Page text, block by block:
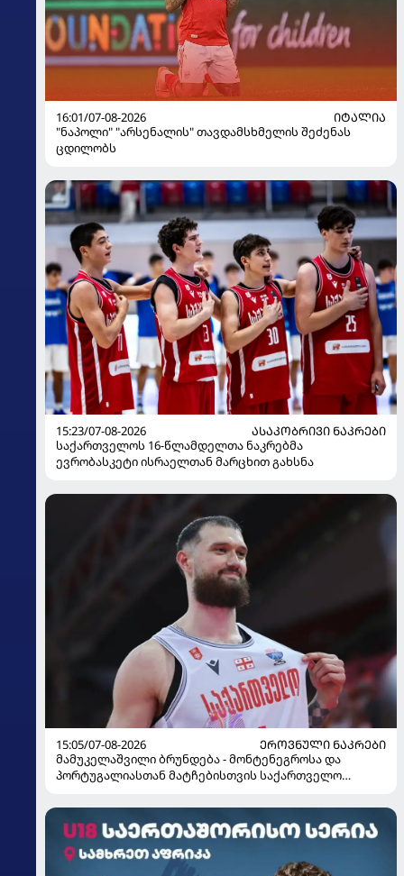
16:01/07-08-2026
ᲘᲢᲐᲚᲘᲐ
"ნაპოლი" "არსენალის" თავდამსხმელის შეძენას
ცდილობს
15:23/07-08-2026
ᲐᲡᲐᲙᲝᲑᲠᲘᲕᲘ ᲜᲐᲙᲠᲔᲑᲘ
საქართველოს 16-წლამდელთა ნაკრებმა
ევრობასკეტი ისრაელთან მარცხით გახსნა
15:05/07-08-2026
ᲔᲠᲝᲕᲜᲣᲚᲘ ᲜᲐᲙᲠᲔᲑᲘ
მამუკელაშვილი ბრუნდება - მონტენეგროსა და
პორტუგალიასთან მატჩებისთვის საქართველო